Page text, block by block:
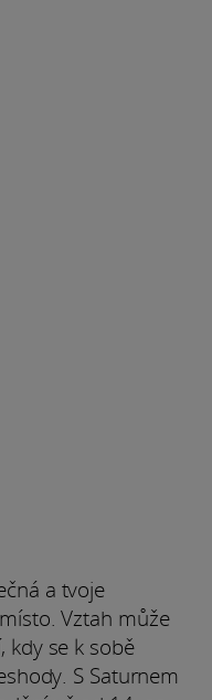
a tvoje
Vztah může
kdy se k sobě
S Saturnem